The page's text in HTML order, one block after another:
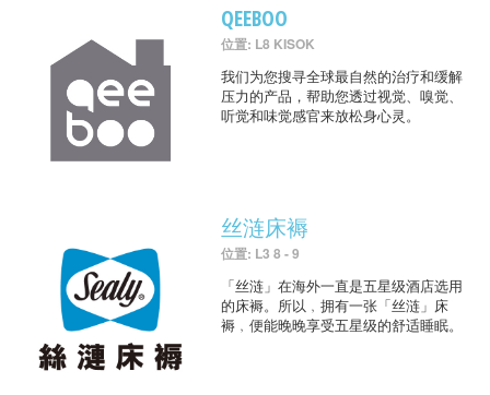
QEEBOO
位置: L8 KISOK
我们为您搜寻全球最自然的治疗和缓解
压力的产品，帮助您透过视觉、嗅觉、
听觉和味觉感官来放松身心灵。
丝涟床褥
位置: L3 8 - 9
「丝涟」在海外一直是五星级酒店选用
的床褥。所以﹐拥有一张「丝涟」床
褥﹐便能晚晚享受五星级的舒适睡眠。